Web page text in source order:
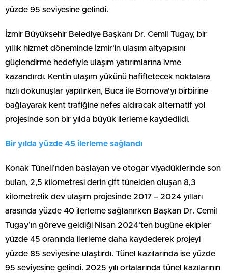
yüzde 95 seviyesine gelindi.
İzmir Büyükşehir Belediye Başkanı Dr. Cemil Tugay, bir
yıllık hizmet döneminde İzmir’in ulaşım altyapısını
güçlendirme hedefiyle ulaşım yatırımlarına ivme
kazandırdı. Kentin ulaşım yükünü hafifletecek noktalara
hızlı dokunuşlar yapılırken, Buca ile Bornova’yı birbirine
bağlayarak kent trafiğine nefes aldıracak alternatif yol
projesinde son bir yılda büyük ilerleme kaydedildi.
Bir yılda yüzde 45 ilerleme sağlandı
Konak Tüneli’nden başlayan ve otogar viyadüklerinde son
bulan, 2,5 kilometresi derin çift tünelden oluşan 8,3
kilometrelik dev ulaşım projesinde 2017 – 2024 yılları
arasında yüzde 40 ilerleme sağlanırken Başkan Dr. Cemil
Tugay’ın göreve geldiği Nisan 2024’ten bugüne ekipler
yüzde 45 oranında ilerleme daha kaydederek projeyi
yüzde 85 seviyesine ulaştırdı. Tünel kazılarında ise yüzde
95 seviyesine gelindi. 2025 yılı ortalarında tünel kazılarının